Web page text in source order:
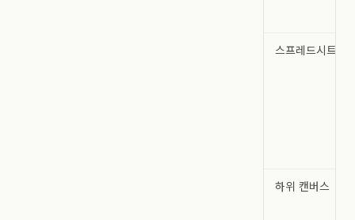
스프레드시트
하위 캔버스